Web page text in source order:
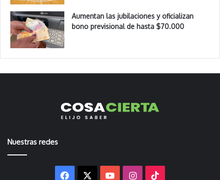
Aumentan las jubilaciones y oficializan
bono previsional de hasta $70.000
Nuestras redes
Facebook YouTubeInstagram